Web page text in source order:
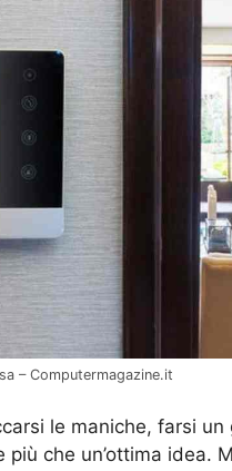
– Computermagazine.it
le maniche, farsi
che un’ottima idea.